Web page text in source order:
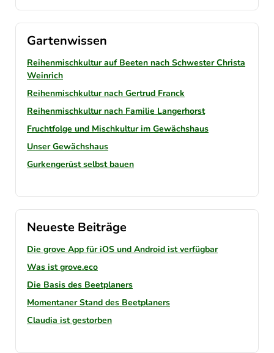
Gartenwissen
Reihenmischkultur auf Beeten nach Schwester Christa
Weinrich
Reihenmischkultur nach Gertrud Franck
Reihenmischkultur nach Familie Langerhorst
Fruchtfolge und Mischkultur im Gewächshaus
Unser Gewächshaus
Gurkengerüst selbst bauen
Neueste Beiträge
Die grove App für iOS und Android ist verfügbar
Was ist grove.eco
Die Basis des Beetplaners
Momentaner Stand des Beetplaners
Claudia ist gestorben